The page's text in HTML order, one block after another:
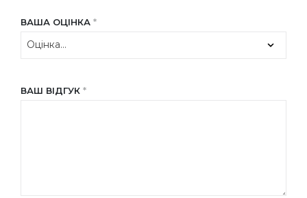
ВАША ОЦІНКА *
ВАШ ВІДГУК *